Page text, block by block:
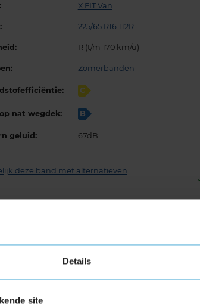
Details
site
X FIT Van
225/65 R16 112R
R (t/m 170 km/u)
Zomerbanden
C
nat wegdek: B
geluid: 67dB
deze band met alternatieven
65 R16 kopen bij